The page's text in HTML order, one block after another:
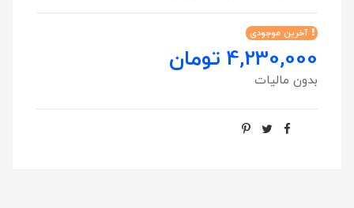
آخرین موجودی
4,230,000 تومان
بدون مالیات